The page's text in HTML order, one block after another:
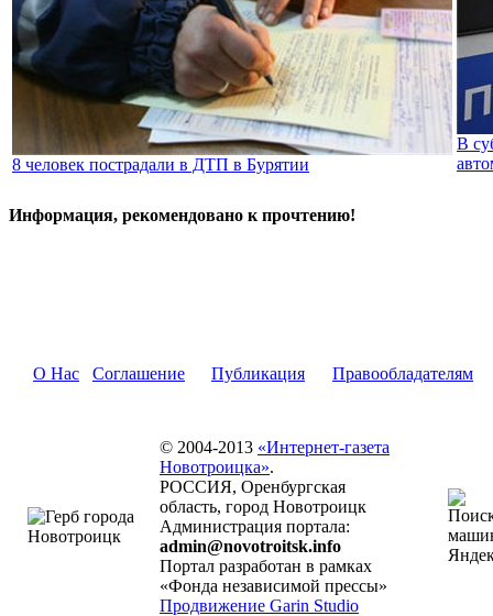
8 человек пострадали в ДТП в Бурятии
В
Информация, рекомендовано к прочтению!
О Нас Соглашение Публикация Правообладателям
© 2004-2013 «Интернет-газета
Новотроицка».
РОССИЯ, Оренбургская
область, город Новотроицк
Администрация портала:
admin@novotroitsk.info
Портал разработан в рамках
«Фонда независимой прессы»
Продвижение Garin Studio